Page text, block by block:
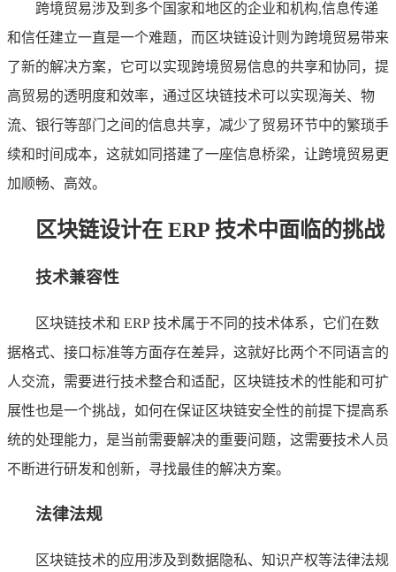
跨境贸易涉及到多个国家和地区的企业和机构,信息传递
和信任建立一直是一个难题，而区块链设计则为跨境贸易带来
了新的解决方案，它可以实现跨境贸易信息的共享和协同，提
高贸易的透明度和效率，通过区块链技术可以实现海关、物
流、银行等部门之间的信息共享，减少了贸易环节中的繁琐手
续和时间成本，这就如同搭建了一座信息桥梁，让跨境贸易更
加顺畅、高效。
区块链设计在 ERP 技术中面临的挑战
技术兼容性
区块链技术和 ERP 技术属于不同的技术体系，它们在数
据格式、接口标准等方面存在差异，这就好比两个不同语言的
人交流，需要进行技术整合和适配，区块链技术的性能和可扩
展性也是一个挑战，如何在保证区块链安全性的前提下提高系
统的处理能力，是当前需要解决的重要问题，这需要技术人员
不断进行研发和创新，寻找最佳的解决方案。
法律法规
区块链技术的应用涉及到数据隐私、知识产权等法律法规